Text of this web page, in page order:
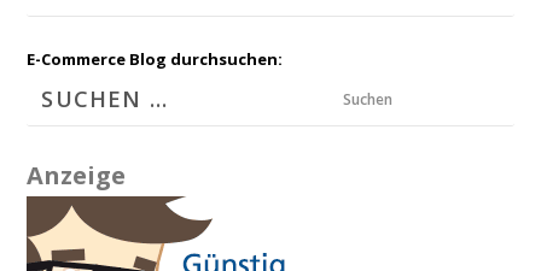
E-Commerce Blog durchsuchen:
Suchen
Anzeige